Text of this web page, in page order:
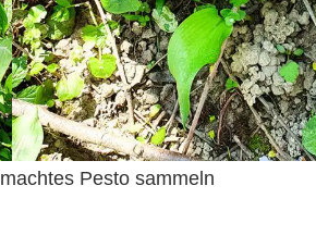
Pesto sammeln